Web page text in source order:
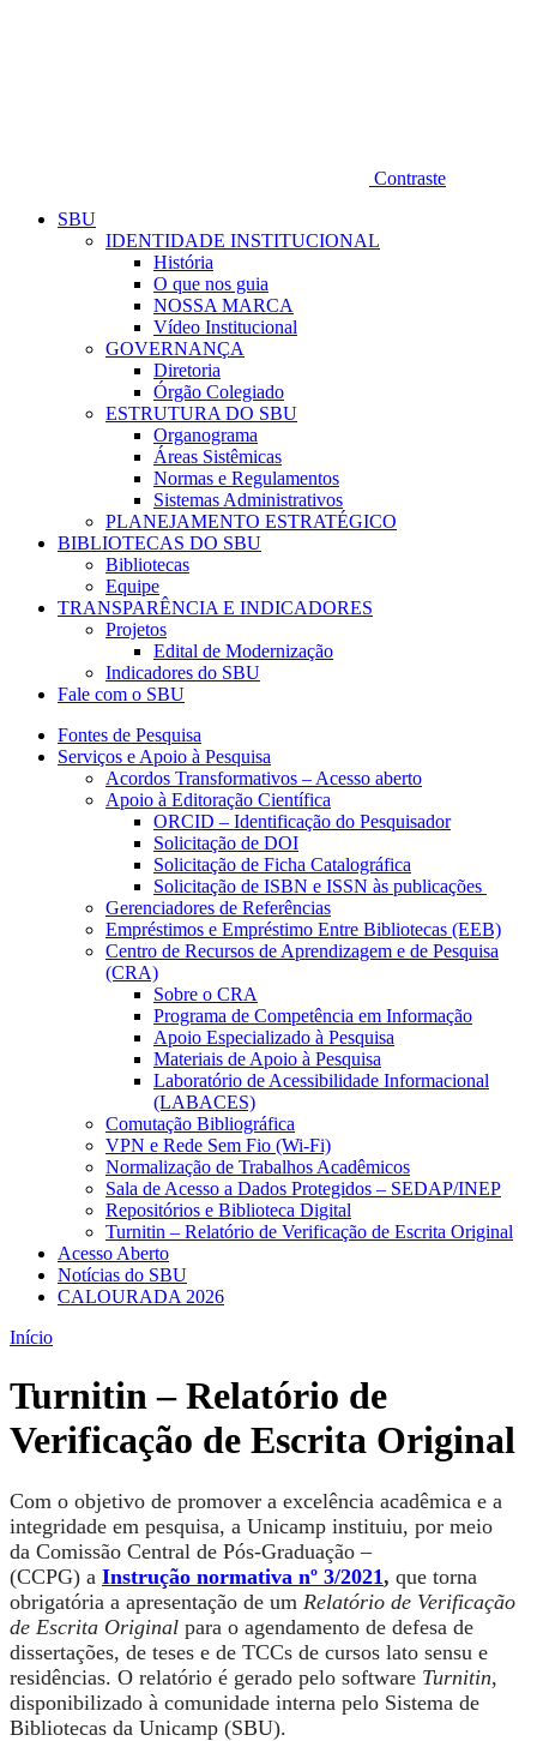
Contraste
SBU
IDENTIDADE INSTITUCIONAL
História
O que nos guia
NOSSA MARCA
Vídeo Institucional
GOVERNANÇA
Diretoria
Órgão Colegiado
ESTRUTURA DO SBU
Organograma
Áreas Sistêmicas
Normas e Regulamentos
Sistemas Administrativos
PLANEJAMENTO ESTRATÉGICO
BIBLIOTECAS DO SBU
Bibliotecas
Equipe
TRANSPARÊNCIA E INDICADORES
Projetos
Edital de Modernização
Indicadores do SBU
Fale com o SBU
Fontes de Pesquisa
Serviços e Apoio à Pesquisa
Acordos Transformativos – Acesso aberto
Apoio à Editoração Científica
ORCID – Identificação do Pesquisador
Solicitação de DOI
Solicitação de Ficha Catalográfica
Solicitação de ISBN e ISSN às publicações
Gerenciadores de Referências
Empréstimos e Empréstimo Entre Bibliotecas (EEB)
Centro de Recursos de Aprendizagem e de Pesquisa
(CRA)
Sobre o CRA
Programa de Competência em Informação
Apoio Especializado à Pesquisa
Materiais de Apoio à Pesquisa
Laboratório de Acessibilidade Informacional
(LABACES)
Comutação Bibliográfica
VPN e Rede Sem Fio (Wi-Fi)
Normalização de Trabalhos Acadêmicos
Sala de Acesso a Dados Protegidos – SEDAP/INEP
Repositórios e Biblioteca Digital
Turnitin – Relatório de Verificação de Escrita Original
Acesso Aberto
Notícias do SBU
CALOURADA 2026
Início
Turnitin – Relatório de
Verificação de Escrita Original
Com o objetivo de promover a excelência acadêmica e a
integridade em pesquisa, a Unicamp instituiu, por meio
da Comissão Central de Pós-Graduação –
(CCPG) a Instrução normativa nº 3/2021, que torna
obrigatória a apresentação de um Relatório de Verificação
de Escrita Original para o agendamento de defesa de
dissertações, de teses e de TCCs de cursos lato sensu e
residências. O relatório é gerado pelo software Turnitin,
disponibilizado à comunidade interna pelo Sistema de
Bibliotecas da Unicamp (SBU).